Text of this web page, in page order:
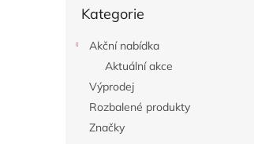
kategorie
Kategorie
Akční nabídka
Aktuální akce
Výprodej
Rozbalené produkty
Značky